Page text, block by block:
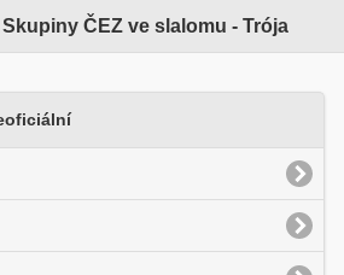
Skupiny ČEZ ve slalomu - Trója